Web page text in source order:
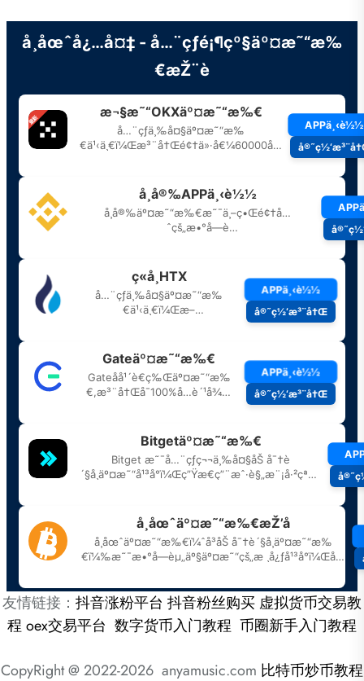
友情链接： 抖音涨粉平台 抖音粉丝购买虚拟货币交易教
程oex交易平台 数字货币入门教程 币圈新手入门教程
CopyRight @ 2022-2026 anyamusic.com 比特币炒币教程